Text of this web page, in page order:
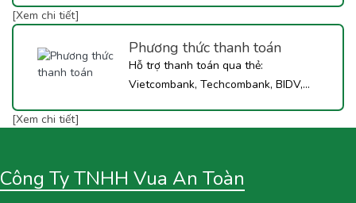
[Xem chi tiết]
Phương thức thanh toán
Hỗ trợ thanh toán qua thẻ:
Vietcombank, Techcombank, BIDV,...
[Xem chi tiết]
Công Ty TNHH Vua An Toàn